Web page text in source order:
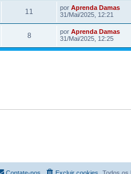
11 por Aprenda Damas
31/Mai/2025, 12:21
8 por Aprenda Damas
31/Mai/2025, 12:25
Todos os
Excluir cookies
Contate-nos